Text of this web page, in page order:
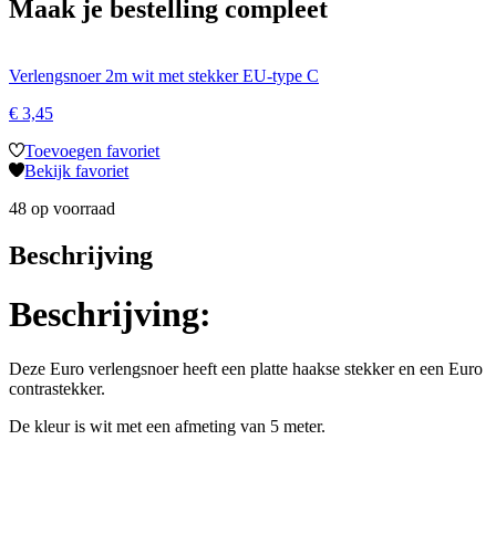
Maak je bestelling compleet
Verlengsnoer 2m wit met stekker EU-type C
€ 3,45
Toevoegen favoriet
Bekijk favoriet
48 op voorraad
Beschrijving
Beschrijving:
Deze Euro verlengsnoer heeft een platte haakse stekker en een Euro
contrastekker.
De kleur is wit met een afmeting van 5 meter.